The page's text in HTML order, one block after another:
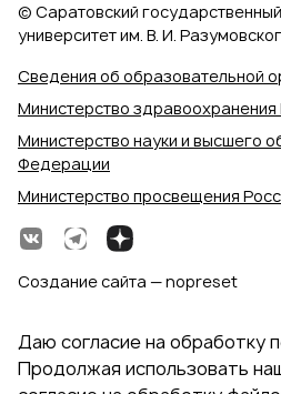
Сведения об образовательной
Министерство
Министерство науки и высшего
Федерации
Министерство просвещения
© Саратовский
университет им. В. И.
Создание сайта — nopreset
Даю согласие на обработку
Продолжая использовать